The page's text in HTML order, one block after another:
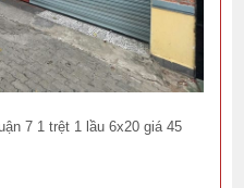
7 1 trệt 1 lầu 6x20 giá 45